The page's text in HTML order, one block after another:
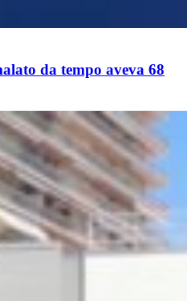
da tempo aveva 68